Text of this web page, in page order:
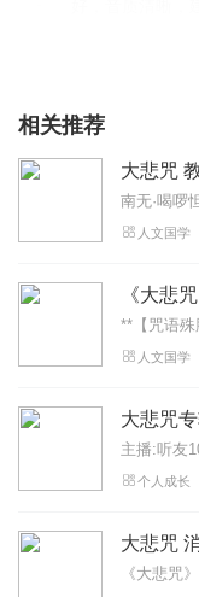
缓解压力，不错
2021-05-18
听友214094606
2020-08-30
2020-02-02
相关推荐
大悲咒
人文国学
《大悲
人文国学
大悲咒
主播:听友
个人成长
大悲咒